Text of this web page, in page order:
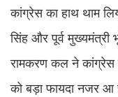
कांग्रेस का हाथ थाम
सिंह और पूर्व मुख्यमंत्री
रामकरण कल ने कांग्रेस
को बड़ा फायदा नजर आ